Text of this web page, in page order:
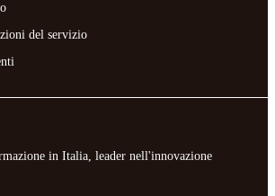
del servizio
in Italia, leader nell'innovazione